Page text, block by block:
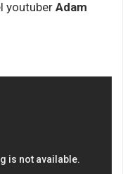
youtuber Adam